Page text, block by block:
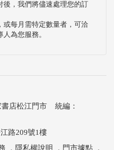
後，我們將儘速處理您的訂
或每月需特定數量者，可洽
人為您服務。
書店松江門市 統編：
路209號1樓
． 隱私權說明 ． 門市據點 ．